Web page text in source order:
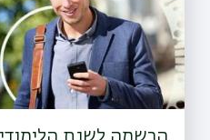
הרשמה לשנת